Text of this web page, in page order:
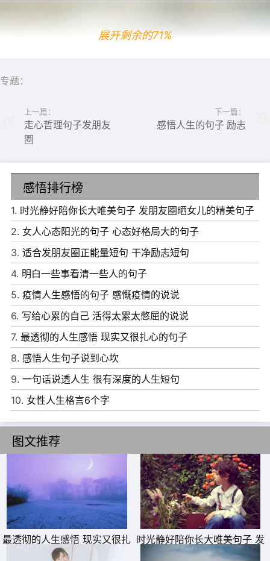
6、有些情谊，会像黑夜里的一道星辉，即使没有温度，却
也能照亮彼此心底深处最柔软的地方。
7、做知足的人，幸福是种感觉，不知足，永不会幸福。
8、爱一个人最重要的也许不是山盟海誓和甜言蜜语，生活
中的一些琐事，更能体现他对你的用情，那才是爱的密码。
展开剩余的71%
专题：
上一篇：
走心哲理句子发朋友
圈
下一篇：
感悟人生的句子 励志
感悟排行榜
1. 时光静好陪你长大唯美句子 发朋友圈晒女儿的精美句子
2. 女人心态阳光的句子 心态好格局大的句子
3. 适合发朋友圈正能量短句 干净励志短句
4. 明白一些事看清一些人的句子
5. 疫情人生感悟的句子 感慨疫情的说说
6. 写给心累的自己 活得太累太憋屈的说说
7. 最透彻的人生感悟 现实又很扎心的句子
8. 感悟人生句子说到心坎
9. 一句话说透人生 很有深度的人生短句
10. 女性人生格言6个字
图文推荐
最透彻的人生感悟 现实又很扎
心的句子
时光静好陪你长大唯美句子 发
朋友圈晒女儿的精美句子